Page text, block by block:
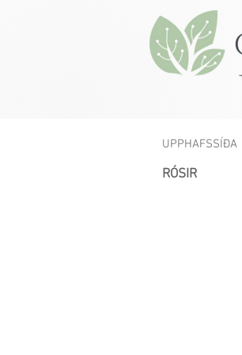
UPPHAFSSÍÐA
RÓSIR